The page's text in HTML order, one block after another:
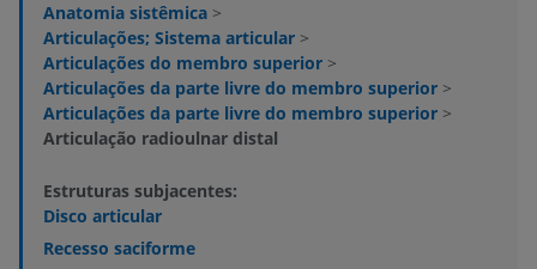
Anatomia sistêmica >
Articulações; Sistema articular >
Articulações do membro superior >
Articulações da parte livre do membro superior >
Articulações da parte livre do membro superior >
Articulação radioulnar distal
Estruturas subjacentes:
Disco articular
Recesso saciforme